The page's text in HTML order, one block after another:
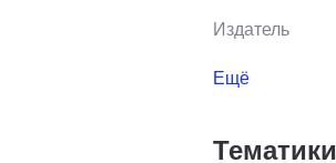
Издатель
Ещё
Тематики